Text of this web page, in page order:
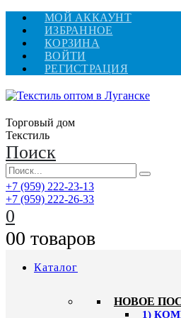
МОЙ АККАУНТ
ИЗБРАННОЕ
КОРЗИНА
ВОЙТИ
РЕГИСТРАЦИЯ
Торговый дом
Текстиль
Поиск
+7 (959) 222-23-13
+7 (959) 222-26-33
0
00 товаров
Каталог
HОВОЕ
1)